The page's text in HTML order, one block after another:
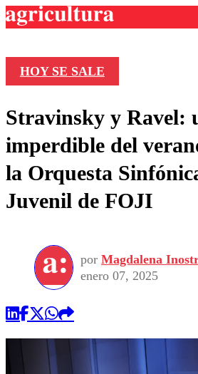
Frecuencias
Agricultura TV
Deportes
Colo Colo
Motor
Torneo Internacional
Torneo Nacional
Entretención
Noticias
Internacional
Nacional
Vida Social
Programas
Comercial
HOY SE SALE
Stravinsky y Ravel:
imperdible del
la Orquesta
Juvenil de FOJI
por Magdalena
enero 07, 2025